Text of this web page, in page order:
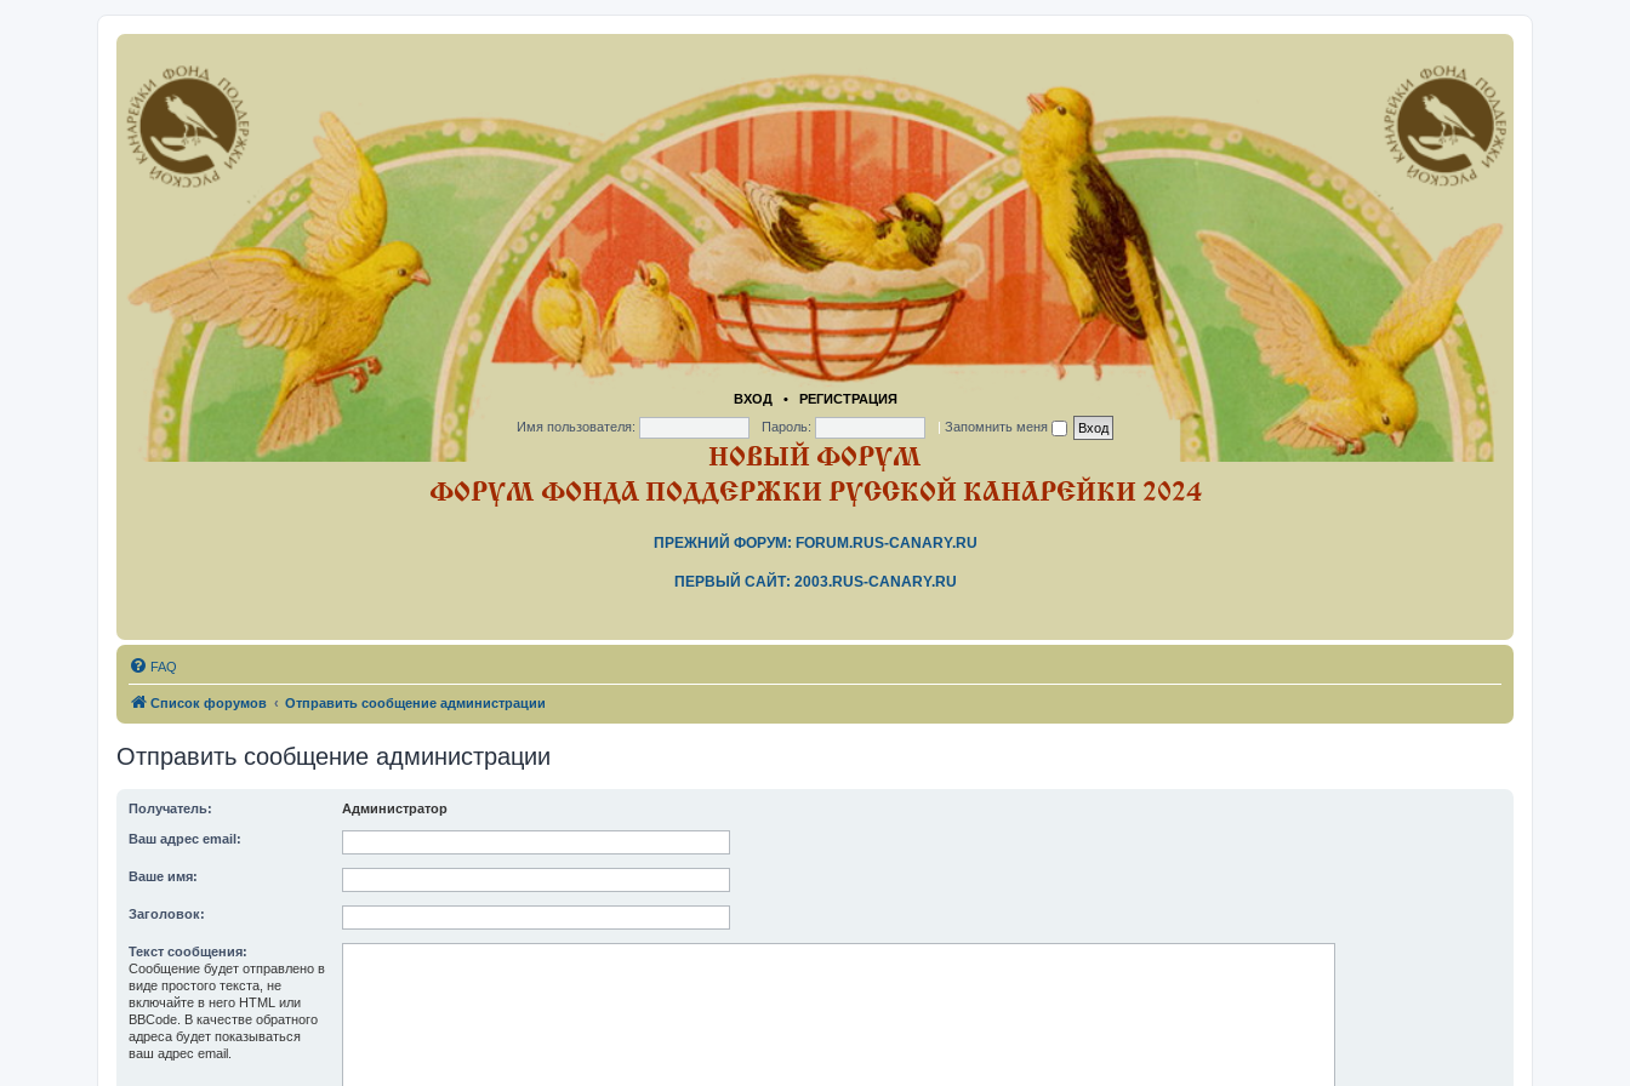
ВХОД• РЕГИСТРАЦИЯ
Имя пользователя:
Пароль: | Запомнить меня
НОВЫЙ ФОРУМ
ФОРУМ ФОНДА ПОДДЕРЖКИ РУССКОЙ КАНАРЕЙКИ 2024
ПРЕЖНИЙ ФОРУМ: FORUM.RUS-CANARY.RU
ПЕРВЫЙ САЙТ: 2003.RUS-CANARY.RU
FAQ
Список форумов Отправить сообщение администрации
Отправить сообщение администрации
Получатель: Администратор
Ваш адрес email:
Ваше имя:
Заголовок:
Текст сообщения:
Сообщение будет отправлено в
виде простого текста, не
включайте в него HTML или
BBCode. В качестве обратного
адреса будет показываться
ваш адрес email.